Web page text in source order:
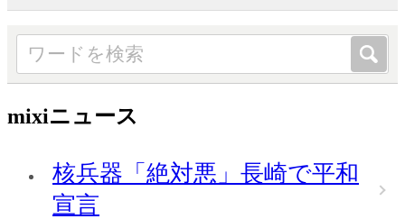
mixiニュース
核兵器「絶対悪」長崎で平和
宣言